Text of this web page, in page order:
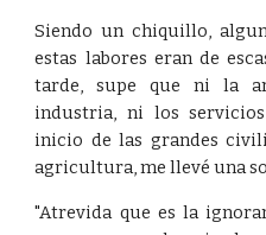
Siendo un chiquillo,
estas labores eran de
tarde, supe que ni la
industria, ni los
inicio de las grandes
agricultura, me llevé una
"Atrevida que es la